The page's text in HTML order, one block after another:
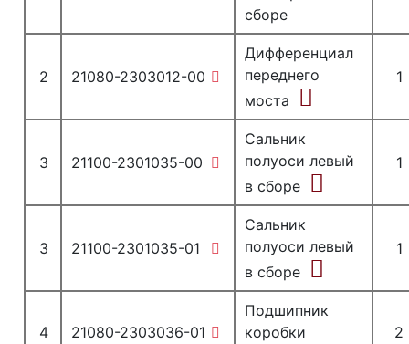
сборе
2 21080-2303012-00
Дифференциал
переднего
моста
1
3 21100-2301035-00
Сальник
полуоси левый
в сборе
1
3 21100-2301035-01
Сальник
полуоси левый
в сборе
1
4 21080-2303036-01
Подшипник
коробки
2